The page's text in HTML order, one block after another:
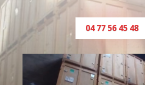
04 77 56 45 48